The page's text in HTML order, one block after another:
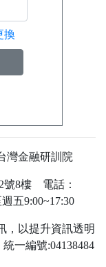
換
灣金融研訓院
號8樓 電話：
五9:00~17:30
，以提升資訊透明
統一編號:04138484